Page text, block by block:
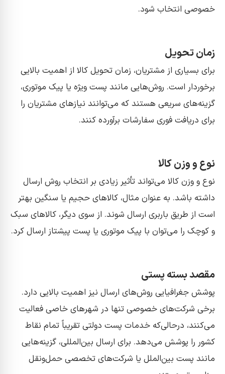
خصوصی انتخاب شود.
زمان تحویل
برای بسیاری از مشتریان، زمان تحویل کالا از اهمیت بالایی
برخوردار است. روش‌هایی مانند پست ویژه یا پیک موتوری،
گزینه‌های سریعی هستند که می‌توانند نیازهای مشتریان را
برای دریافت فوری سفارشات برآورده کنند.
نوع و وزن کالا
نوع و وزن کالا می‌تواند تأثیر زیادی بر انتخاب روش ارسال
داشته باشد. به عنوان مثال، کالاهای حجیم یا سنگین بهتر
است از طریق باربری ارسال شوند. از سوی دیگر، کالاهای سبک
و کوچک را می‌توان با پیک موتوری یا پست پیشتاز ارسال کرد.
مقصد بسته پستی
پوشش جغرافیایی روش‌های ارسال نیز اهمیت بالایی دارد.
برخی شرکت‌های خصوصی تنها در شهرهای خاصی فعالیت
می‌کنند، درحالی‌که خدمات پست دولتی تقریباً تمام نقاط
کشور را پوشش می‌دهد. برای ارسال بین‌المللی، گزینه‌هایی
مانند پست بین‌الملل یا شرکت‌های تخصصی حمل‌ونقل